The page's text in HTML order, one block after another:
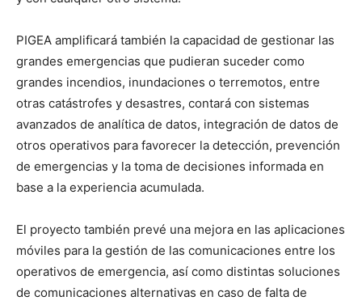
PIGEA amplificará también la capacidad de gestionar las
grandes emergencias que pudieran suceder como
grandes incendios, inundaciones o terremotos, entre
otras catástrofes y desastres, contará con sistemas
avanzados de analítica de datos, integración de datos de
otros operativos para favorecer la detección, prevención
de emergencias y la toma de decisiones informada en
base a la experiencia acumulada.
El proyecto también prevé una mejora en las aplicaciones
móviles para la gestión de las comunicaciones entre los
operativos de emergencia, así como distintas soluciones
de comunicaciones alternativas en caso de falta de